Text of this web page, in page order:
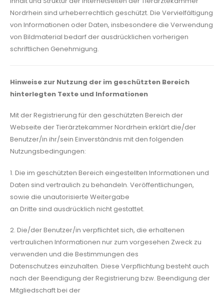
Nordrhein sind urheberrechtlich geschützt. Die Vervielfältigung
von Informationen oder Daten, insbesondere die Verwendung
von Bildmaterial bedarf der ausdrücklichen vorherigen
schriftlichen Genehmigung.
Hinweise zur Nutzung der im geschützten Bereich
hinterlegten Texte und Informationen
Mit der Registrierung für den geschützten Bereich der
Webseite der Tierärztekammer Nordrhein erklärt die/der
Benutzer/in ihr/sein Einverständnis mit den folgenden
Nutzungsbedingungen:
1. Die im geschützten Bereich eingestellten Informationen und
Daten sind vertraulich zu behandeln. Veröffentlichungen,
sowie die unautorisierte Weitergabe
an Dritte sind ausdrücklich nicht gestattet.
2. Die/der Benutzer/in verpflichtet sich, die erhaltenen
vertraulichen Informationen nur zum vorgesehen Zweck zu
verwenden und die Bestimmungen des
Datenschutzes einzuhalten. Diese Verpflichtung besteht auch
nach der Beendigung der Registrierung bzw. Beendigung der
Mitgliedschaft bei der